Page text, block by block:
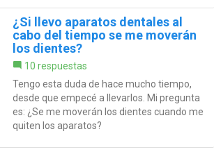
¿Si llevo aparatos dentales al
cabo del tiempo se me moverán
los dientes?
10 respuestas
Tengo esta duda de hace mucho tiempo,
desde que empecé a llevarlos. Mi pregunta
es: ¿Se me moverán los dientes cuando me
quiten los aparatos?